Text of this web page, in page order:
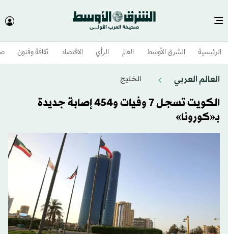
الرئيسية الشرق الأوسط​ العالم الرأي الاقتصاد ثقافة وفنون
العالم العربي الخليج
الكويت تسجل 7 وفيات و454 إصابة جديدة
بـ«كورونا»